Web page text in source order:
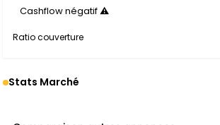
Cashflow négatif ⚠
Ratio couverture
Stats Marché